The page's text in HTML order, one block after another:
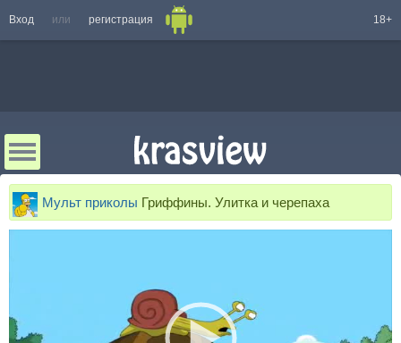
Вход или регистрация 18+
Мульт приколы Гриффины. Улитка и черепаха